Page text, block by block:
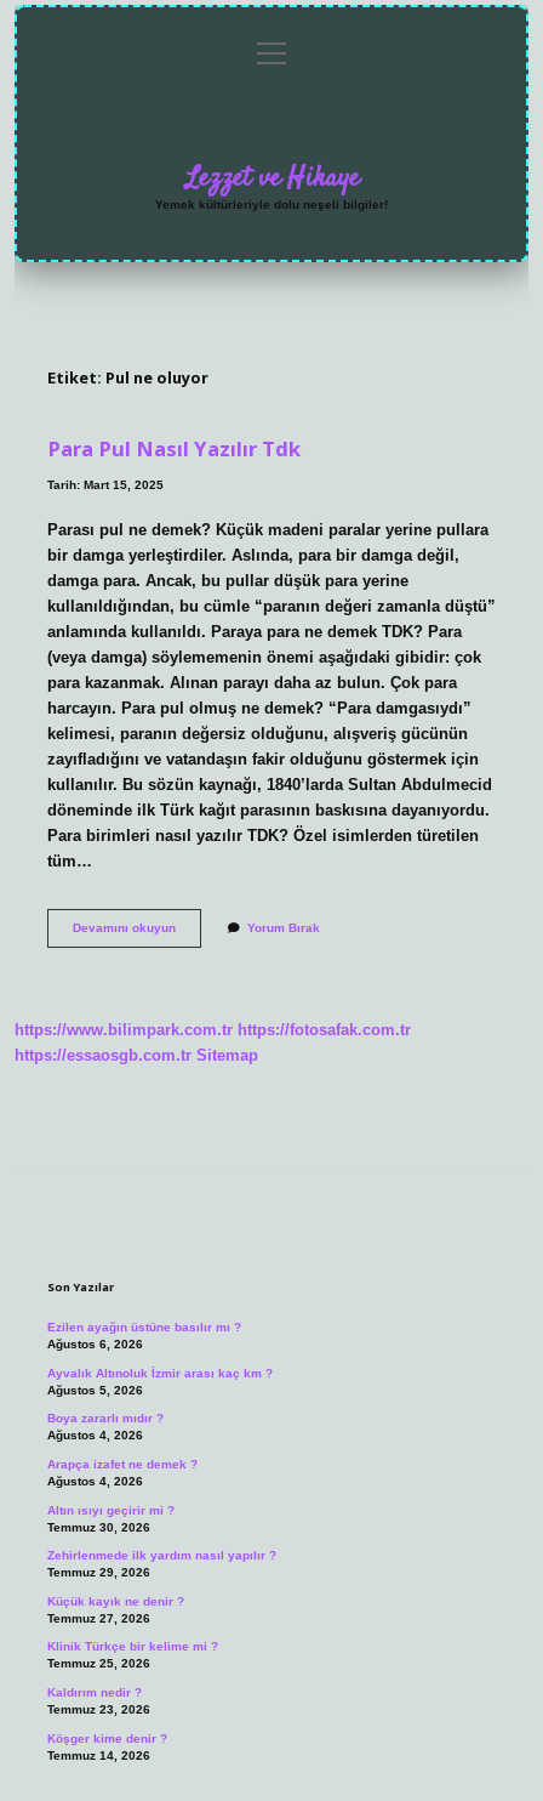
menüyü
aç
Lezzet ve Hikaye
Yemek kültürleriyle dolu neşeli bilgiler!
Etiket: Pul ne oluyor
Para Pul Nasıl Yazılır Tdk
Tarih: Mart 15, 2025
Parası pul ne demek? Küçük madeni paralar yerine pullara
bir damga yerleştirdiler. Aslında, para bir damga değil,
damga para. Ancak, bu pullar düşük para yerine
kullanıldığından, bu cümle “paranın değeri zamanla düştü”
anlamında kullanıldı. Paraya para ne demek TDK? Para
(veya damga) söylememenin önemi aşağıdaki gibidir: çok
para kazanmak. Alınan parayı daha az bulun. Çok para
harcayın. Para pul olmuş ne demek? “Para damgasıydı”
kelimesi, paranın değersiz olduğunu, alışveriş gücünün
zayıfladığını ve vatandaşın fakir olduğunu göstermek için
kullanılır. Bu sözün kaynağı, 1840’larda Sultan Abdulmecid
döneminde ilk Türk kağıt parasının baskısına dayanıyordu.
Para birimleri nasıl yazılır TDK? Özel isimlerden türetilen
tüm…
Devamını okuyunPara
Yorum Bırak
https://www.bilimpark.com.tr https://fotosafak.com.tr
https://essaosgb.com.tr Sitemap
Son Yazılar
Ezilen ayağın üstüne basılır mı ?
Ağustos 6, 2026
Ayvalık Altınoluk İzmir arası kaç km ?
Ağustos 5, 2026
Boya zararlı mıdır ?
Ağustos 4, 2026
Arapça izafet ne demek ?
Ağustos 4, 2026
Altın ısıyı geçirir mi ?
Temmuz 30, 2026
Zehirlenmede ilk yardım nasıl yapılır ?
Temmuz 29, 2026
Küçük kayık ne denir ?
Temmuz 27, 2026
Klinik Türkçe bir kelime mi ?
Temmuz 25, 2026
Kaldırım nedir ?
Temmuz 23, 2026
Köşger kime denir ?
Temmuz 14, 2026